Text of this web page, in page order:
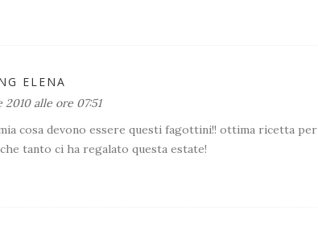
ELENA
2010 alle ore 07:51
cosa devono essere questi fagottini!! ottima ricetta
tanto ci ha regalato questa estate!